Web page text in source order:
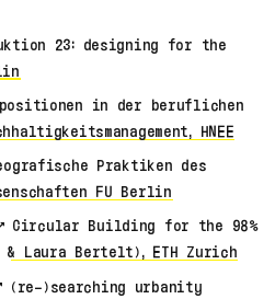
23: designing for the
in der beruflichen
HNEE
Praktiken des
FU Berlin
Circular Building for the 98%
Laura Bertelt), ETH Zurich
(re-)searching urbanity